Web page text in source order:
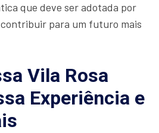
que deve ser adotada por
para um futuro mais
Vila Rosa
Experiência e